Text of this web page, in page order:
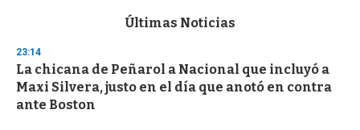
d
s
o
f
3
Últimas Noticias
23:14
La chicana de Peñarol a Nacional que incluyó a
Maxi Silvera, justo en el día que anotó en contra
ante Boston